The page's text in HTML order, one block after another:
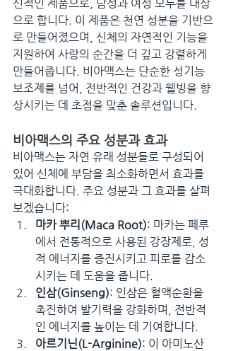
신적인 제품으로, 남성과 여성 모두를 대상
으로 합니다. 이 제품은 천연 성분을 기반으
로 만들어졌으며, 신체의 자연적인 기능을
지원하여 사랑의 순간을 더 깊고 강렬하게
만들어줍니다. 비아맥스는 단순한 성기능
보조제를 넘어, 전반적인 건강과 웰빙을 향
상시키는 데 초점을 맞춘 솔루션입니다.
비아맥스의 주요 성분과 효과
비아맥스는 자연 유래 성분들로 구성되어
있어 신체에 부담을 최소화하면서 효과를
극대화합니다. 주요 성분과 그 효과를 살펴
보겠습니다:
마카 뿌리(Maca Root): 마카는 페루
에서 전통적으로 사용된 강장제로, 성
적 에너지를 증진시키고 피로를 감소
시키는 데 도움을 줍니다.
인삼(Ginseng): 인삼은 혈액순환을
촉진하여 발기력을 강화하며, 전반적
인 에너지를 높이는 데 기여합니다.
아르기닌(L-Arginine): 이 아미노산